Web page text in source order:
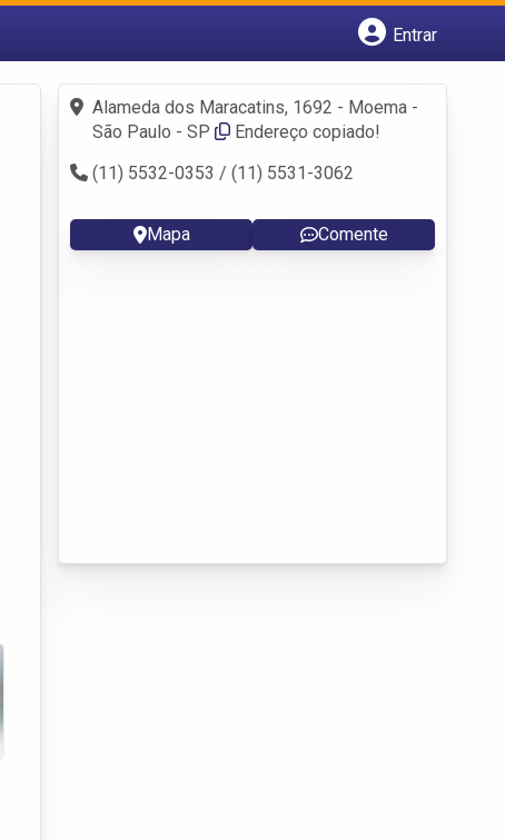
Entrar
Fazer login
Criar conta
Alameda dos Maracatins, 1692 - Moema -
São Paulo - SP
Endereço copiado!
(11) 5532-0353 / (11) 5531-3062
Mapa Comente